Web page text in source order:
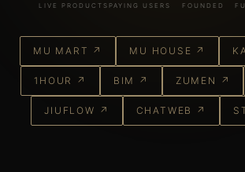
LIVE PRODUCTS PAYING USERS FOUNDED
MU MART ↗ MU HOUSE ↗
1HOUR ↗ BIM ↗ ZUMEN ↗
JIUFLOW ↗ CHATWEB ↗